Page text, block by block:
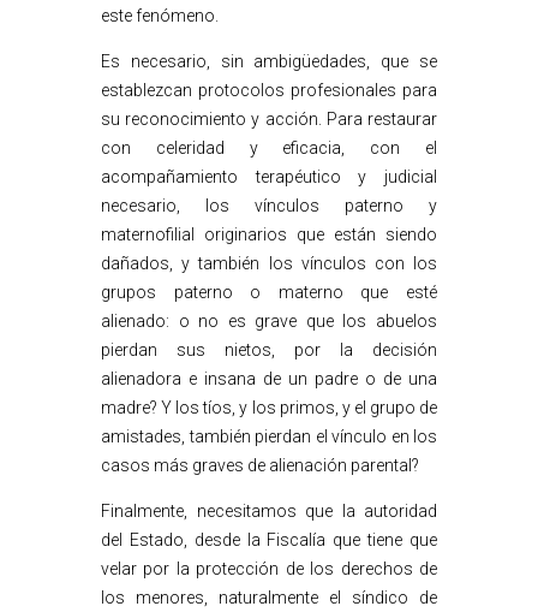
este fenómeno.
Es necesario, sin ambigüedades, que se
establezcan protocolos profesionales para
su reconocimiento y acción. Para restaurar
con celeridad y eficacia, con el
acompañamiento terapéutico y judicial
necesario, los vínculos paterno y
maternofilial originarios que están siendo
dañados, y también los vínculos con los
grupos paterno o materno que esté
alienado: o no es grave que los abuelos
pierdan sus nietos, por la decisión
alienadora e insana de un padre o de una
madre? Y los tíos, y los primos, y el grupo de
amistades, también pierdan el vínculo en los
casos más graves de alienación parental?
Finalmente, necesitamos que la autoridad
del Estado, desde la Fiscalía que tiene que
velar por la protección de los derechos de
los menores, naturalmente el síndico de